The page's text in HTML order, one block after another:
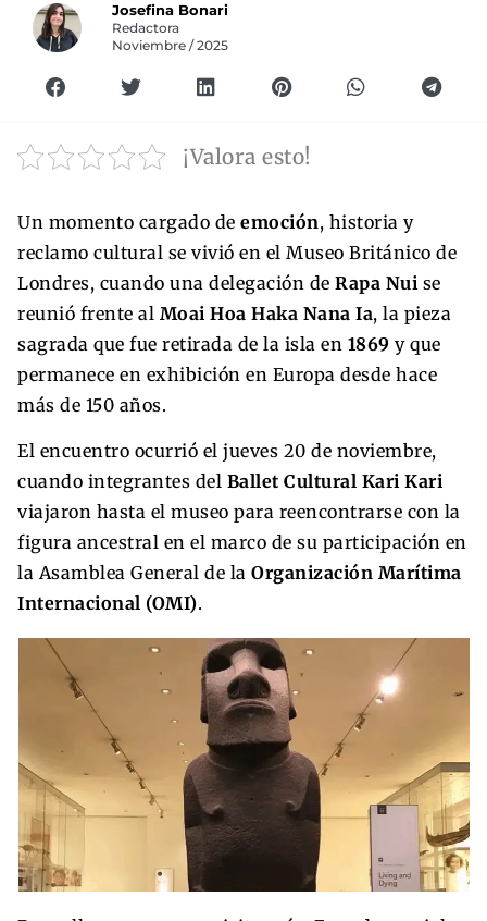
Josefina Bonari
Redactora
Noviembre / 2025
¡Valora esto!
Un momento cargado de emoción, historia y
reclamo cultural se vivió en el Museo Británico de
Londres, cuando una delegación de Rapa Nui se
reunió frente al Moai Hoa Haka Nana Ia, la pieza
sagrada que fue retirada de la isla en 1869 y que
permanece en exhibición en Europa desde hace
más de 150 años.
El encuentro ocurrió el jueves 20 de noviembre,
cuando integrantes del Ballet Cultural Kari Kari
viajaron hasta el museo para reencontrarse con la
figura ancestral en el marco de su participación en
la Asamblea General de la Organización Marítima
Internacional (OMI).